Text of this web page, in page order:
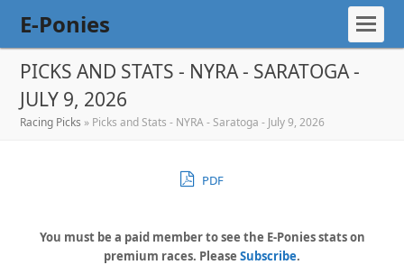
E-Ponies
PICKS AND STATS - NYRA - SARATOGA -
JULY 9, 2026
Racing Picks » Picks and Stats - NYRA - Saratoga - July 9, 2026
PDF
You must be a paid member to see the E-Ponies stats on
premium races. Please Subscribe.